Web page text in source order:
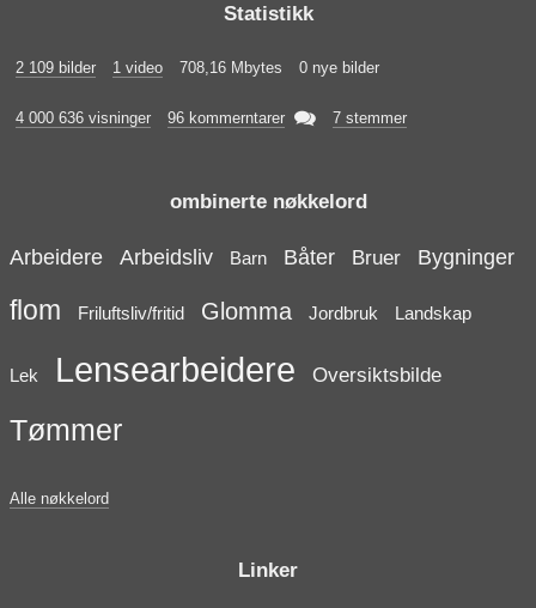
Statistikk
2 109 bilder 1 video 708,16 Mbytes 0 nye bilder
4 000 636 visninger 96 kommerntarer  7 stemmer
ombinerte nøkkelord
Arbeidere Arbeidsliv Barn Båter Bruer Bygninger
flom Friluftsliv/fritid Glomma Jordbruk Landskap
Lek Lensearbeidere Oversiktsbilde
Tømmer
Alle nøkkelord
Linker